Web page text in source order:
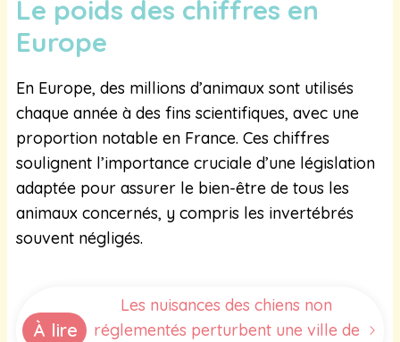
Le poids des chiffres en
Europe
En Europe, des millions d’animaux sont utilisés
chaque année à des fins scientifiques, avec une
proportion notable en France. Ces chiffres
soulignent l’importance cruciale d’une législation
adaptée pour assurer le bien-être de tous les
animaux concernés, y compris les invertébrés
souvent négligés.
À lire
Les nuisances des chiens non
réglementés perturbent une ville de